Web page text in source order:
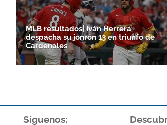
MLB resultados| Iván Herrera
despacha su jonrón 13 en triunfo de
Cardenales
Síguenos: